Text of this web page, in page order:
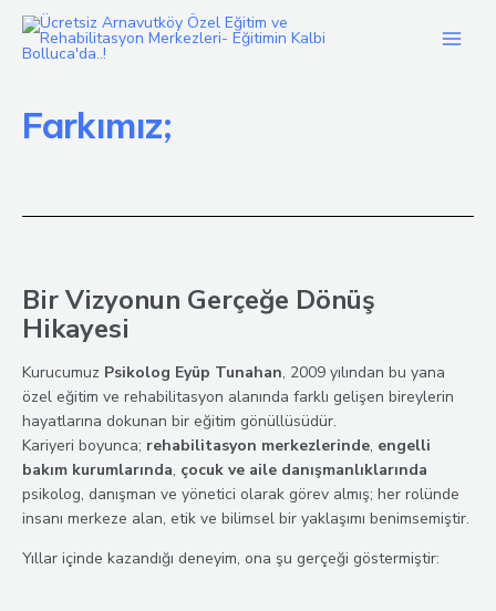
İçeriğe
atla
Farkımız;
Bir Vizyonun Gerçeğe Dönüş
Hikayesi
Kurucumuz Psikolog Eyüp Tunahan, 2009 yılından bu yana
özel eğitim ve rehabilitasyon alanında farklı gelişen bireylerin
hayatlarına dokunan bir eğitim gönüllüsüdür.
Kariyeri boyunca; rehabilitasyon merkezlerinde, engelli
bakım kurumlarında, çocuk ve aile danışmanlıklarında
psikolog, danışman ve yönetici olarak görev almış; her rolünde
insanı merkeze alan, etik ve bilimsel bir yaklaşımı benimsemiştir.
Yıllar içinde kazandığı deneyim, ona şu gerçeği göstermiştir: